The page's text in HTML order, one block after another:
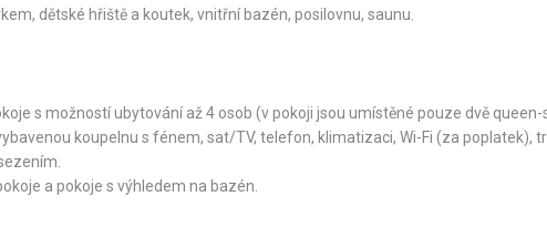
dětské hřiště a koutek, vnitřní bazén, posilovnu, saunu.
s možností ubytování až 4 osob (v pokoji jsou umístěné pouze dvě
koupelnu s fénem, sat/TV, telefon, klimatizaci, Wi-Fi (za poplatek),
a pokoje s výhledem na bazén.